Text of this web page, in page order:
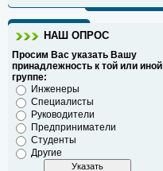
НАШ ОПРОС
Просим Вас указать Вашу
принадлежность к той или иной
группе:
Инженеры
Специалисты
Руководители
Предприниматели
Студенты
Другие